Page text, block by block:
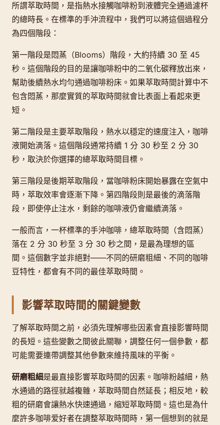
所謂萃取時間，是指熱水接觸咖啡粉到液體完全通過濾杯
的總時長。在標準的手沖流程中，我們可以將這個過程分
為四個階段：
第一階段是悶蒸（Blooms）階段，大約持續 30 至 45
秒。這個階段的目的是讓咖啡粉中的二氧化碳釋放出來，
幫助後續熱水均勻通過咖啡粉床。如果萃取時間計算中不
包含悶蒸，那麼實質的萃取時間就會比表面上看起來更
短。
第二階段是主要萃取階段，熱水以穩定的速度注入，咖啡
液開始滴落。這個階段通常持續 1 分 30 秒至 2 分 30
秒，取決於你選擇的總萃取時間目標。
第三階段是後期萃取階段，當咖啡粉床開始暴露在空氣中
時，萃取效率會逐漸下降。第四階段則是最後的滴落階
段，即使停止注水，剩餘的咖啡液仍會繼續滴落。
一般而言，一杯標準的手沖咖啡，總萃取時間（含悶蒸）
落在 2 分 30 秒至 3 分 30 秒之間，是最為理想的區
間。這個數字並非絕對——不同的研磨粗細、不同的咖啡
豆特性，都會有不同的最佳萃取時間。
影響萃取時間的關鍵變數
了解萃取時間之前，必須先理解哪些因素會直接影響時間
的長短。這些變數之間彼此關聯，調整任何一個參數，都
可能需要連帶調整其他參數來維持風味的平衡。
研磨粗細是最直接影響萃取時間的因素。咖啡粉越細，熱
水通過的路徑就越複雜，萃取時間自然延長；相反地，較
粗的研磨會讓熱水快速通過，縮短萃取時間。這也是為什
麼許多咖啡爱好者在調整萃取時間時，第一個想到的就是